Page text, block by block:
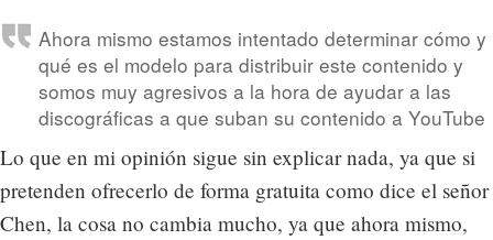
Ahora mismo estamos intentado determinar cómo y
qué es el modelo para distribuir este contenido y
somos muy agresivos a la hora de ayudar a las
discográficas a que suban su contenido a YouTube
Lo que en mi opinión sigue sin explicar nada, ya que si
pretenden ofrecerlo de forma gratuita como dice el señor
Chen, la cosa no cambia mucho, ya que ahora mismo,